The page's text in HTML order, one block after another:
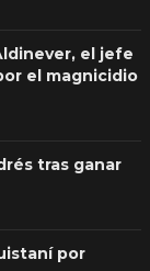
el jefe
el magnicidio
tras ganar
por